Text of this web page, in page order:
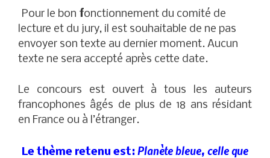
Pour le bon fonctionnement du comité de
lecture et du jury, il est souhaitable de ne pas
envoyer son texte au dernier moment. Aucun
texte ne sera accepté après cette date.
Le concours est ouvert à tous les auteurs
francophones âgés de plus de 18 ans résidant
en France ou à l’étranger.
Le thème retenu est: Planète bleue, celle que